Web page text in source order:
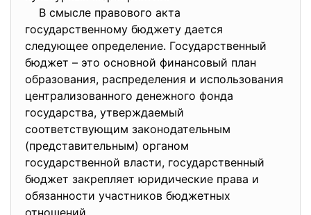
В смысле правового акта
государственному бюджету дается
следующее определение. Государственный
бюджет – это основной финансовый план
образования, распределения и использования
централизованного денежного фонда
государства, утверждаемый
соответствующим законодательным
(представительным) органом
государственной власти, государственный
бюджет закрепляет юридические права и
обязанности участников бюджетных
отношений.